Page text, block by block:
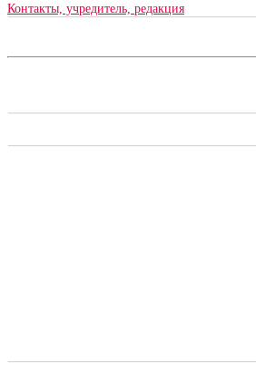
Контакты, учредитель, редакция